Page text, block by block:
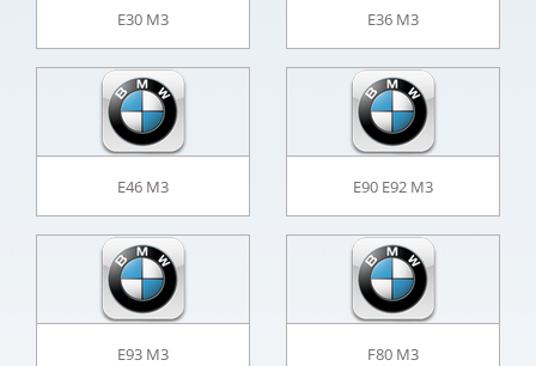
E30 M3 E36 M3
E46 M3 E90 E92 M3
E93 M3 F80 M3